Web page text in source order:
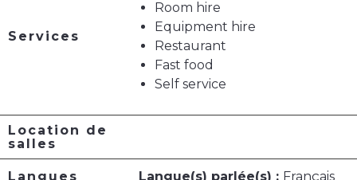
Services
Room hire
Equipment hire
Restaurant
Fast food
Self service
Location de
salles
Langues Langue(s) parlée(s) : Français